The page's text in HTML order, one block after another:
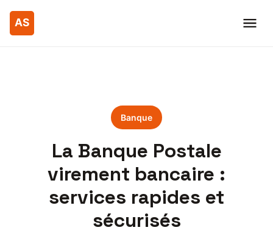
Banque
La Banque Postale
virement bancaire :
services rapides et
sécurisés